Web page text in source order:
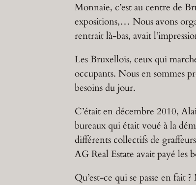
Monnaie, c’est au centre de
expositions,… Nous avons
rentrait là-bas, avait
Les Bruxellois, ceux qui
occupants. Nous en sommes
besoins du jour.
C’était en décembre 2010,
bureaux qui était voué à la
différents collectifs de
AG Real Estate avait payé les
Qu’est-ce qui se passe en fait